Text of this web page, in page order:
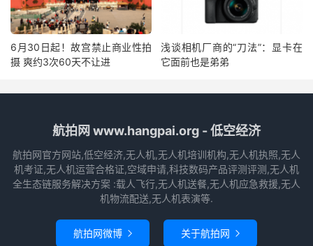
6月30日起！故宫禁止商业性拍
摄 爽约3次60天不让进
浅谈相机厂商的“刀法”：显卡在
它面前也是弟弟
航拍网 www.hangpai.org - 低空经济
航拍网官方网站,低空经济,无人机,无人机培训机构,无人机执照,无人
机考证,无人机运营合格证,空域申请,科技数码产品评测评测,无人机
全生态链服务解决方案 :载人飞行,无人机送餐,无人机应急救援,无人
机物流配送,无人机表演等.
航拍网微博  关于航拍网 